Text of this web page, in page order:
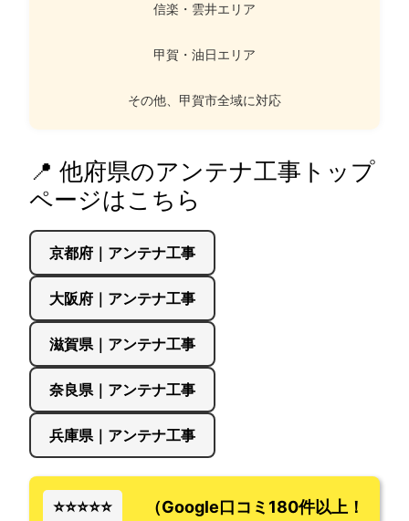
信楽・雲井エリア
甲賀・油日エリア
その他、甲賀市全域に対応
📍 他府県のアンテナ工事トップ
ページはこちら
京都府｜アンテナ工事
大阪府｜アンテナ工事
滋賀県｜アンテナ工事
奈良県｜アンテナ工事
兵庫県｜アンテナ工事
⭐⭐⭐⭐⭐
（Google口コミ180件以上！